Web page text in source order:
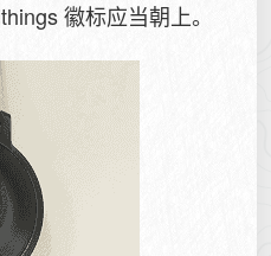
徽标应当朝上。